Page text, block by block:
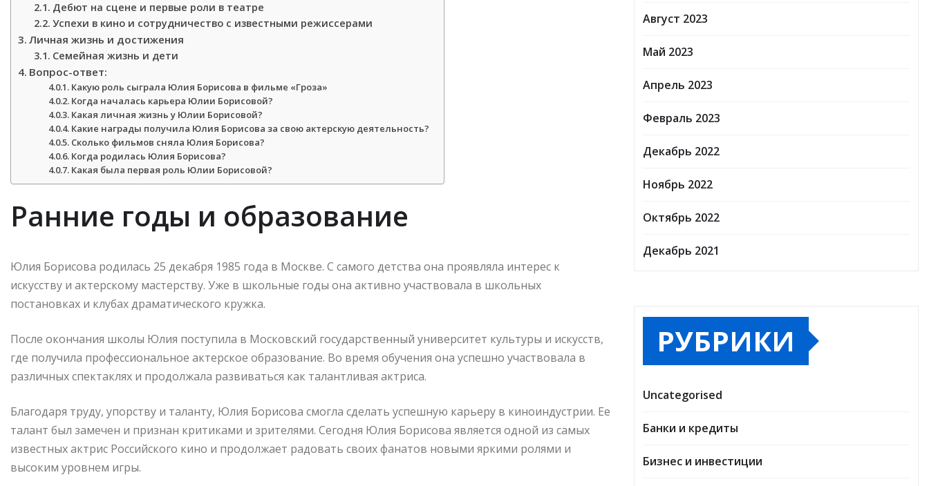
Дебют на сцене и первые роли в театре
Успехи в кино и сотрудничество с известными режиссерами
Личная жизнь и достижения
Семейная жизнь и дети
Вопрос-ответ:
Какую роль сыграла Юлия Борисова в фильме «Гроза»
Когда началась карьера Юлии Борисовой?
Какая личная жизнь у Юлии Борисовой?
Какие награды получила Юлия Борисова за свою актерскую деятельность?
Сколько фильмов сняла Юлия Борисова?
Когда родилась Юлия Борисова?
Какая была первая роль Юлии Борисовой?
Ранние годы и образование
Юлия Борисова родилась 25 декабря 1985 года в Москве. С самого детства она проявляла интерес к
искусству и актерскому мастерству. Уже в школьные годы она активно участвовала в школьных
постановках и клубах драматического кружка.
После окончания школы Юлия поступила в Московский государственный университет культуры и искусств,
где получила профессиональное актерское образование. Во время обучения она успешно участвовала в
различных спектаклях и продолжала развиваться как талантливая актриса.
Благодаря труду, упорству и таланту, Юлия Борисова смогла сделать успешную карьеру в киноиндустрии. Ее
талант был замечен и признан критиками и зрителями. Сегодня Юлия Борисова является одной из самых
известных актрис Российского кино и продолжает радовать своих фанатов новыми яркими ролями и
высоким уровнем игры.
Август 2023
Май 2023
Апрель 2023
Февраль 2023
Декабрь 2022
Ноябрь 2022
Октябрь 2022
Декабрь 2021
РУБРИКИ
Uncategorised
Банки и кредиты
Бизнес и инвестиции